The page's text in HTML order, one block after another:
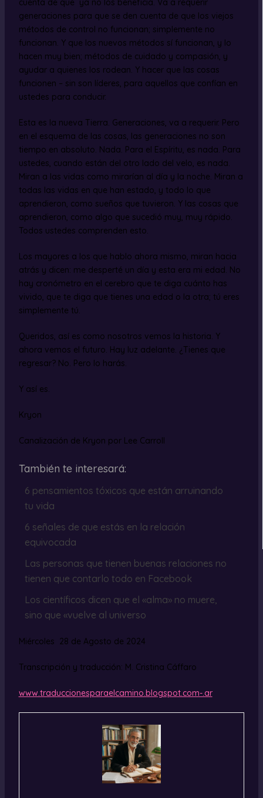
cuenta de que ya no los beneficia. Va a requerir
generaciones para que se den cuenta de que los viejos
métodos de control no funcionan; simplemente no
funcionan. Y que los nuevos métodos sí funcionan, y lo
hacen muy bien; métodos de cuidado y compasión, y
ayudar a quienes los rodean. Y hacer que las cosas
funcionen – sin son líderes, para aquellos que confían en
ustedes para conducir.
Esta es la nueva Tierra. Generaciones, va a requerir. Pero
en el esquema de las cosas, las generaciones no son
tiempo en absoluto. Nada. Para el Espíritu, es nada. Para
ustedes, cuando están del otro lado del velo, es nada.
Miran a las vidas como mirarían al día y la noche. Miran a
todas las vidas en que han estado, y todo lo que
aprendieron, como sueños que tuvieron. Y las cosas que
aprendieron, como algo que sucedió muy, muy rápido.
Todos ustedes comprenden esto.
Los mayores a los que hablo ahora mismo, miran hacia
atrás y dicen: me desperté un día y esta era mi edad. No
hay cronómetro en el cerebro que te diga cuánto has
vivido, que te diga que tienes una edad o la otra; tú eres
simplemente tú.
Queridos, así es como nosotros vemos la historia. Y
ahora vemos el futuro. Hay luz adelante. ¿Tienes que
regresar? No. Pero lo harás.
Y así es.
Kryon
Canalización de Kryon por Lee Carroll
También te interesará:
6 pensamientos tóxicos que están arruinando
tu vida
6 señales de que estás en la relación
equivocada
Las personas que tienen buenas relaciones no
tienen que contarlo todo en Facebook
Los científicos dicen que el «alma» no muere,
sino que «vuelve al universo
Miércoles 28 de Agosto de 2024
Transcripción y traducción: M. Cristina Cáffaro
www.traduccionesparaelcamino.blogspot.com-.ar